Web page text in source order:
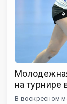
на турнире
В воскресном